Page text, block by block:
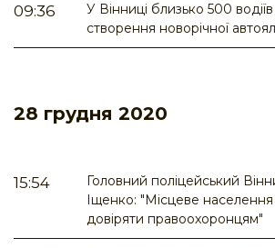
09:36
У Вінниці близько 500
створення новорічної
28 грудня 2020
15:54
Головний поліцейський
Іщенко: "Місцеве
довіряти правоохоронцям"